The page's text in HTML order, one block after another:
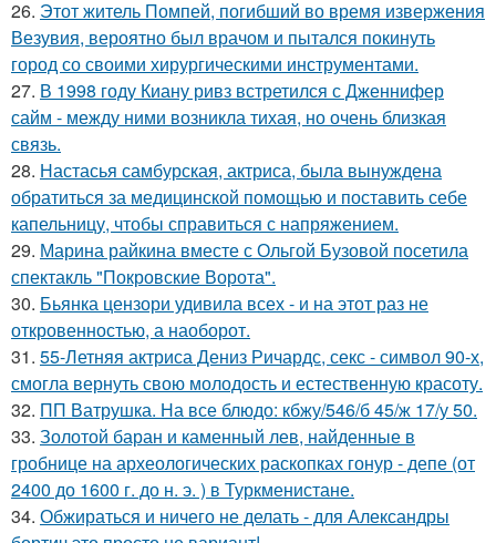
26. Этот житель Помпей, погибший во время извержения
Везувия, вероятно был врачом и пытался покинуть
город со своими хирургическими инструментами.
27. В 1998 году Киану ривз встретился с Дженнифер
сайм - между ними возникла тихая, но очень близкая
связь.
28. Настасья самбурская, актриса, была вынуждена
обратиться за медицинской помощью и поставить себе
капельницу, чтобы справиться с напряжением.
29. Марина райкина вместе с Ольгой Бузовой посетила
спектакль "Покровские Ворота".
30. Бьянка цензори удивила всех - и на этот раз не
откровенностью, а наоборот.
31. 55-Летняя актриса Дениз Ричардс, секс - символ 90-х,
смогла вернуть свою молодость и естественную красоту.
32. ПП Ватрушка. На все блюдо: кбжу/546/б 45/ж 17/у 50.
33. Золотой баран и каменный лев, найденные в
гробнице на археологических раскопках гонур - депе (от
2400 до 1600 г. до н. э. ) в Туркменистане.
34. Обжираться и ничего не делать - для Александры